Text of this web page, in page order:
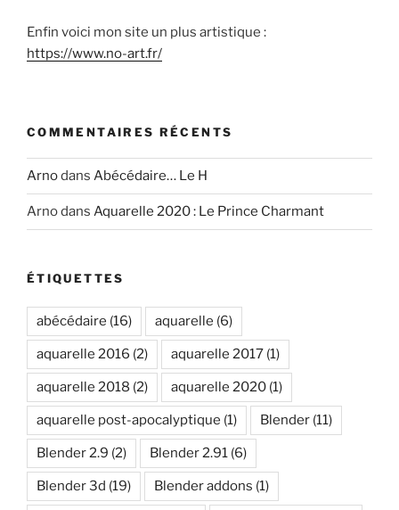
Enfin voici mon site un plus artistique :
https://www.no-art.fr/
COMMENTAIRES RÉCENTS
Arnodans Abécédaire… Le H
Arnodans Aquarelle 2020 : Le Prince Charmant
ÉTIQUETTES
abécédaire (16) aquarelle (6)
aquarelle 2016 (2) aquarelle 2017 (1)
aquarelle 2018 (2) aquarelle 2020 (1)
aquarelle post-apocalyptique (1) Blender (11)
Blender 2.9 (2) Blender 2.91 (6)
Blender 3d (19) Blender addons (1)